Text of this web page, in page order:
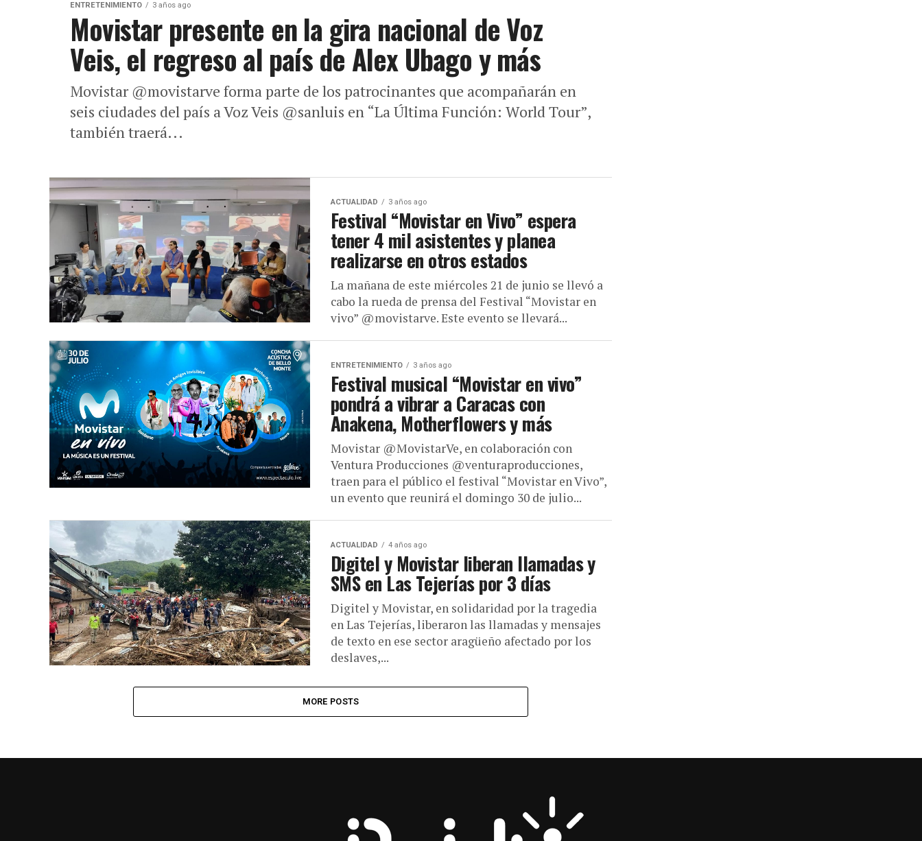
ENTRETENIMIENTO 3 años ago
Movistar presente en la gira nacional de Voz
Veis, el regreso al país de Alex Ubago y más
Movistar @movistarve forma parte de los patrocinantes que acompañarán en
seis ciudades del país a Voz Veis @sanluis en “La Última Función: World Tour”,
también traerá...
ACTUALIDAD 3 años ago
Festival “Movistar en Vivo” espera
tener 4 mil asistentes y planea
realizarse en otros estados
La mañana de este miércoles 21 de junio se llevó a
cabo la rueda de prensa del Festival “Movistar en
vivo” @movistarve. Este evento se llevará...
ENTRETENIMIENTO 3 años ago
Festival musical “Movistar en vivo”
pondrá a vibrar a Caracas con
Anakena, Motherflowers y más
Movistar @MovistarVe, en colaboración con
Ventura Producciones @venturaproducciones,
traen para el público el festival “Movistar en Vivo”,
un evento que reunirá el domingo 30 de julio...
ACTUALIDAD 4 años ago
Digitel y Movistar liberan llamadas y
SMS en Las Tejerías por 3 días
Digitel y Movistar, en solidaridad por la tragedia
en Las Tejerías, liberaron las llamadas y mensajes
de texto en ese sector aragüeño afectado por los
deslaves,...
MORE POSTS